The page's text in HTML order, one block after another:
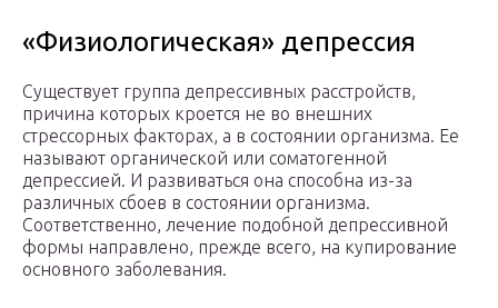
«Физиологическая» депрессия
Существует группа депрессивных расстройств,
причина которых кроется не во внешних
стрессорных факторах, а в состоянии организма. Ее
называют органической или соматогенной
депрессией. И развиваться она способна из-за
различных сбоев в состоянии организма.
Соответственно, лечение подобной депрессивной
формы направлено, прежде всего, на купирование
основного заболевания.